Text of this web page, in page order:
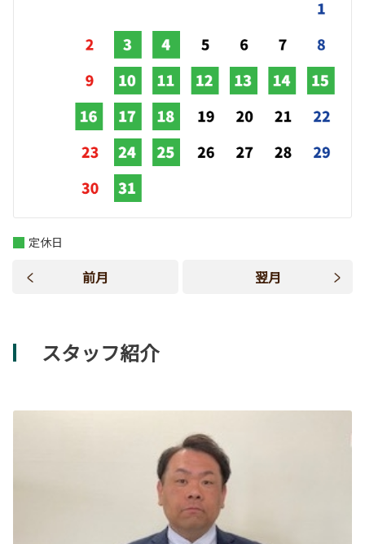
前月 翌月
定休日
スタッフ紹介